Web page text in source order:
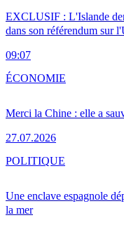
EXCLUSIF : L'Islande
dans son référendum sur
09:07
Merci la Chine : elle a
27.07.2026
ÉCONOMIE
Une enclave espagnole
la mer
POLITIQUE